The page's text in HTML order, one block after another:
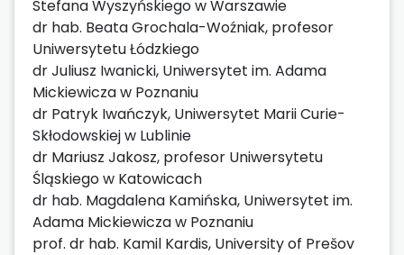
Stefana Wyszyńskiego w Warszawie
dr hab. Beata Grochala-Woźniak, profesor
Uniwersytetu Łódzkiego
dr Juliusz Iwanicki, Uniwersytet im. Adama
Mickiewicza w Poznaniu
dr Patryk Iwańczyk, Uniwersytet Marii Curie-
Skłodowskiej w Lublinie
dr Mariusz Jakosz, profesor Uniwersytetu
Śląskiego w Katowicach
dr hab. Magdalena Kamińska, Uniwersytet im.
Adama Mickiewicza w Poznaniu
prof. dr hab. Kamil Kardis, University of Prešov